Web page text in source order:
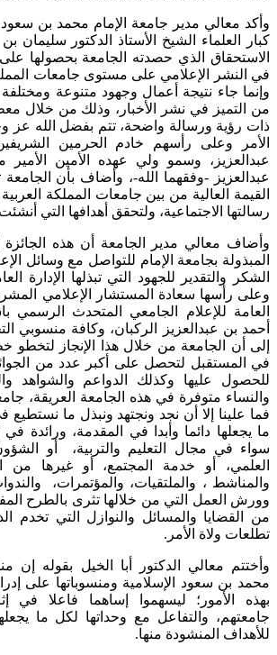
وأكد معالي مدير جامعة الإمام محمد بن
كبار العلماء الشيخ الأستاذ الدكتور سليمان
الاستحقاق الذي حصدته الجامعة بحصولها
في النشر الإعلامي على مستوى جامعات
وإنما جاء نتيجة أعمال وجهود متنوعة
من التميز في نشر الأخبار، وذلك من خلال
ذات رؤية ورسالة واضحة، تتم بفضل الله عز
الأمر وعلى رأسهم خادم الحرمين
عبدالعزيز، وسمو ولي عهده الأمين
عبدالعزيز -وفقهما الله-، وأضاف بأن
القيمة العالية من بين جامعات المملكة
رسالتها الاجتماعية، ولتحقق أهدافها التي
وأضاف معالي مدير الجامعة أن هذه الجائزة
المبذولة بجامعة الإمام للتواصل مع وسائل
الشكر والتقدير للجهود التي تبذلها الإدارة
وعلى رأسها سعادة المستشار الإعلامي
العامة للإعلام الجامعي المتحدث الرسمي
أحمد بن عبدالعزيز الركبان، وكافة منسوبي
إلى أن الجامعة من خلال هذا الإنجاز لتخطو
في المستقبل لتحصل على أكبر عدد من
للحصول عليها وكذلك الدواعم والشواهد
والنساء متوفرة في هذه الجامعة العريقة،
فما علينا إلا أن نجد ونجتهد ونبذل ما نستطيع
ما يجعلها دائما وأبدا في المقدمة، ورائدة
سواء في مجال التعليم والتربية، أو
العلمي، أو خدمة المجتمع، أو غيرها من
والمناشط ، والملتقيات، والمؤتمرات،
وورش العمل التي من خلالها تثرى بالطرح
من القضايا والمسائل والنوازل التي تخدم
تطلعات ولاة الأمر.
وأختتم معالي الدكتور أبا الخيل بقوله إن
محمد بن سعود الإسلامية ومنسوباتها على
بهذه الأمور؛ ليسهموا إساهما فاعلا في
جامعتهم، والتفاعل مع وحداتها لكل ما
للأهداف المنشودة منها.